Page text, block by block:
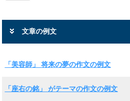
文章の例文
「美容師」 将来の夢の作文の例文
「座右の銘」 がテーマの作文の例文